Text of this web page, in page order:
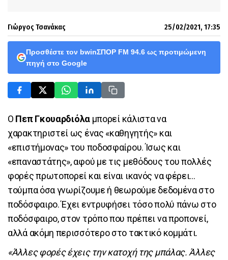
Γιώργος Τσανάκας 25/02/2021, 17:35
Προσθέστε τον bwinΣΠΟΡ FM 94.6 ως προτιμώμενη
πηγή στο Google
Ο Πεπ Γκουαρδιόλαμπορεί κάλιστα να
χαρακτηριστεί ως ένας «καθηγητής» και
«επιστήμονας» του ποδοσφαίρου. Ίσως και
«επαναστάτης», αφού με τις μεθόδους του πολλές
φορές πρωτοπορεί και είναι ικανός να φέρει...
τούμπα όσα γνωρίζουμε ή θεωρούμε δεδομένα στο
ποδόσφαιρο. Έχει εντρυφήσει τόσο πολύ πάνω στο
ποδόσφαιρο, στον τρόπο που πρέπει να προπονεί,
αλλά ακόμη περισσότερο στο τακτικό κομμάτι.
«Άλλες φορές έχεις την κατοχή της μπάλας. Άλλες